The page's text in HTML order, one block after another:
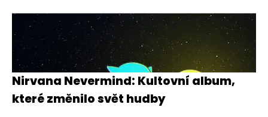
Nirvana Nevermind: Kultovní album,
které změnilo svět hudby